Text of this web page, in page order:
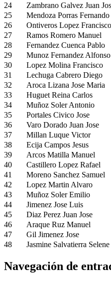
24
Zambrano Galvez Juan
25
Mendoza Porras Fernando
26
Ontiveros Lopez Francisco
27
Ramos Romero Manuel
28
Fernandez Cuenca Pablo
29
Munoz Fernandez Alfonso
30
Lopez Molina Francisco
31
Lechuga Cabrero Diego
32
Aroca Lizana Jose Maria
33
Huguet Reina Carlos
34
Muñoz Soler Antonio
35
Portales Civico Jose
36
Varo Dorado Juan Jose
37
Millan Luque Victor
38
Ecija Campos Jesus
39
Arcos Matilla Manuel
40
Castillero Lopez Rafael
41
Moreno Sanchez Samuel
42
Lopez Martin Alvaro
43
Muñoz Soler Emilio
44
Jimenez Jose Luis
45
Diaz Perez Juan Jose
46
Araque Ruz Manuel
47
Gil Jimenez Jose
48
Jasmine Salvatierra Selene
Navegación de